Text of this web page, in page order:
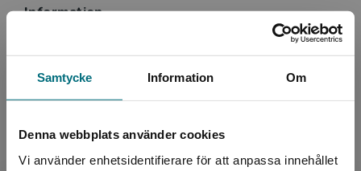
Samtycke Information Om
Denna webbplats använder cookies
Vi använder enhetsidentifierare för att anpassa innehållet
Information
Avsedd för:
Från 15 år, Vuxna
Författare:
Jessica Schiefauer
Ämnesområde:
Känslor
Sex
Språk:
Svenska